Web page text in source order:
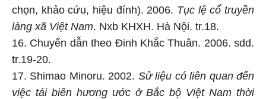
chọn, khảo cứu, hiệu đính). 2006. Tục lệ cổ truyền
làng xã Việt Nam. Nxb KHXH. Hà Nội. tr.18.
16. Chuyển dẫn theo Đinh Khắc Thuân. 2006. sdd.
tr.19-20.
17. Shimao Minoru. 2002. Sử liệu có liên quan đến
việc tái biên hương ước ở Bắc bộ Việt Nam thời